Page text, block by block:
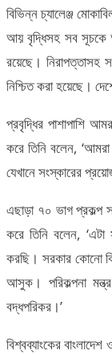
বিভিন্ন চ্যালেঞ্জ
আয় বৃদ্ধিসহ সব সূচকে
রয়েছে। নিরাপত্তাসহ
নিশ্চিত করা হয়েছে।
প্রবৃদ্ধির পাশাপাশি
করে তিনি বলেন,
যেখানে সংস্কারের
এছাড়া ৭০ ভাগ প্রকল্প
করে তিনি বলেন,
করছি। সরকার কোনো
আসুক। পরিকল্পনা
বদ্ধপরিকর।’
বিশ্বব্যাংকের